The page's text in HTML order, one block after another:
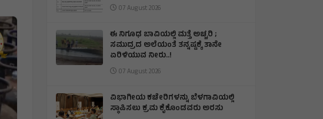
07 August 2026
ಈ ನಿಗೂಢ ಬಾವಿಯಲ್ಲಿ ಮತ್ತೆ ಅಚ್ಚರಿ ;
ಸಮುದ್ರದ ಅಲೆಯಂತೆ ತನ್ನಷ್ಟಕ್ಕೆ ತಾನೇ
ಏರಿಳಿಯುವ ನೀರು..!
07 August 2026
ವಿಭಾಗೀಯ ಕಚೇರಿಗಳನ್ನು ಬೆಳಗಾವಿಯಲ್ಲಿ
ಸ್ಥಾಪಿಸಲು ಕ್ರಮ ಕೈಕೊಂಡವರು ಅರಸು